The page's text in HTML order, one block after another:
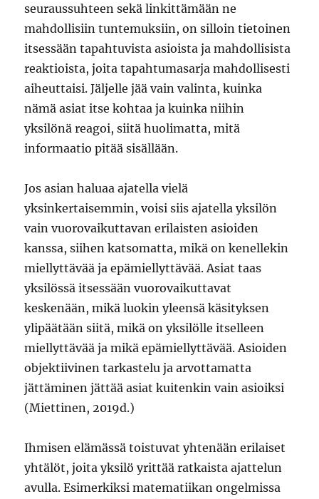
seuraussuhteen sekä linkittämään ne
mahdollisiin tuntemuksiin, on silloin tietoinen
itsessään tapahtuvista asioista ja mahdollisista
reaktioista, joita tapahtumasarja mahdollisesti
aiheuttaisi. Jäljelle jää vain valinta, kuinka
nämä asiat itse kohtaa ja kuinka niihin
yksilönä reagoi, siitä huolimatta, mitä
informaatio pitää sisällään.
Jos asian haluaa ajatella vielä
yksinkertaisemmin, voisi siis ajatella yksilön
vain vuorovaikuttavan erilaisten asioiden
kanssa, siihen katsomatta, mikä on kenellekin
miellyttävää ja epämiellyttävää. Asiat taas
yksilössä itsessään vuorovaikuttavat
keskenään, mikä luokin yleensä käsityksen
ylipäätään siitä, mikä on yksilölle itselleen
miellyttävää ja mikä epämiellyttävää. Asioiden
objektiivinen tarkastelu ja arvottamatta
jättäminen jättää asiat kuitenkin vain asioiksi
(Miettinen, 2019d.)
Ihmisen elämässä toistuvat yhtenään erilaiset
yhtälöt, joita yksilö yrittää ratkaista ajattelun
avulla. Esimerkiksi matematiikan ongelmissa